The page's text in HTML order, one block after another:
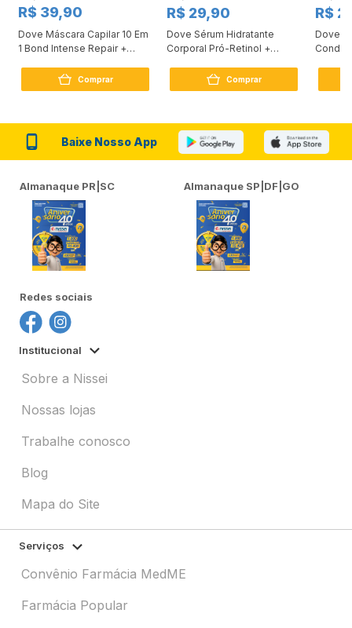
R$ 39,90
Dove Máscara Capilar 10 Em
1 Bond Intense Repair +
Comprar
R$ 29,90
Dove Sérum Hidratante
Corporal Pró-Retinol +
Comprar
R$
Dove
Baixe Nosso App
Almanaque PR|SC Almanaque SP|DF|GO
Redes sociais
Institucional
Sobre a Nissei
Nossas lojas
Trabalhe conosco
Blog
Mapa do Site
Serviços
Convênio Farmácia MedME
Farmácia Popular